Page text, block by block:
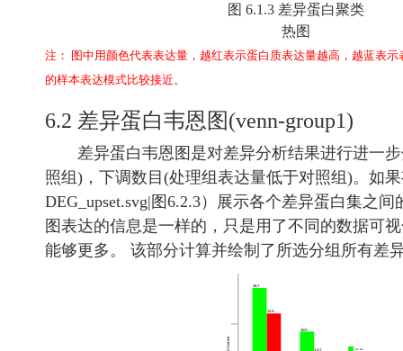
图 6.1.3 差异蛋白聚类
热图
注： 图中用颜色代表表达量，越红表示蛋白质表达量越高，越蓝表
的样本表达模式比较接近。
6.2 差异蛋白韦恩图(venn-group1)
差异蛋白韦恩图是对差异分析结果进行进一步
照组)，下调数目(处理组表达量低于对照组)。如
DEG_upset.svg|图6.2.3）展示各个差异蛋白集之
图表达的信息是一样的，只是用了不同的数据可
能够更多。 该部分计算并绘制了所选分组所有差